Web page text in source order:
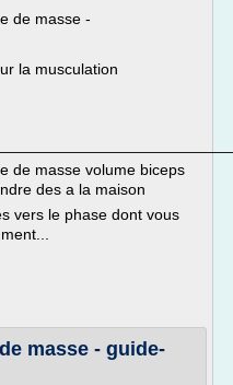
de masse -
la musculation
de masse volume biceps
des a la maison
vers le phase dont vous
masse - guide-